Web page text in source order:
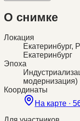
О снимке
Локация
Екатеринбург,
Екатеринбург
Эпоха
модернизация)
Координаты
На карте ·